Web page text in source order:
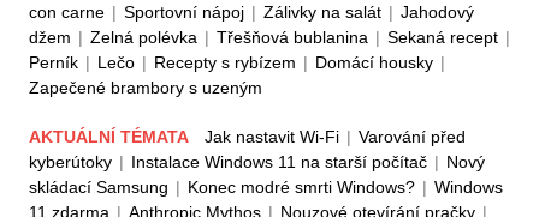
con carne | Sportovní nápoj | Zálivky na salát | Jahodový
džem | Zelná polévka | Třešňová bublanina | Sekaná recept |
Perník | Lečo | Recepty s rybízem | Domácí housky |
Zapečené brambory s uzeným
AKTUÁLNÍ TÉMATA Jak nastavit Wi-Fi | Varování před
kyberútoky | Instalace Windows 11 na starší počítač | Nový
skládací Samsung | Konec modré smrti Windows? | Windows
11 zdarma | Anthropic Mythos | Nouzové otevírání pračky |